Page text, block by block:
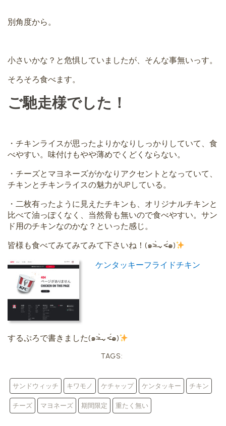
別角度から。
小さいかな？と危惧していましたが、そんな事無いっす。
そろそろ食べます。
ご馳走様でした！
・チキンライスが思ったよりかなりしっかりしていて、食
べやすい。味付けもやや薄めでくどくならない。
・チーズとマヨネーズがかなりアクセントとなっていて、
チキンとチキンライスの魅力がUPしている。
・二枚有ったように見えたチキンも、オリジナルチキンと
比べて油っぽくなく、当然骨も無いので食べやすい。サン
ド用のチキンなのかな？といった感じ。
皆様も食べてみてみてみて下さいね！(๑˃̶̀⌄˂̶́๑)
ケンタッキーフライドチキン
するぷろで書きました(๑˃̶̀⌄˂̶́๑)
TAGS:
サンドウィッチ キワモノ ケチャップ ケンタッキー チキン
チーズ マヨネーズ 期間限定 重たく無い